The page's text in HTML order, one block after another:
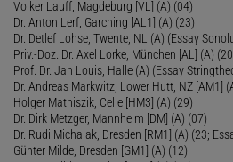
Volker Lauff, Magdeburg [VL] (A) (04)
Dr. Anton Lerf, Garching [AL1] (A) (23)
Dr. Detlef Lohse, Twente, NL (A) (Essay
Priv.-Doz. Dr. Axel Lorke, München [AL] (A)
Prof. Dr. Jan Louis, Halle (A) (Essay
Dr. Andreas Markwitz, Lower Hutt, NZ [AM1]
Holger Mathiszik, Celle [HM3] (A) (29)
Dr. Dirk Metzger, Mannheim [DM] (A) (07)
Dr. Rudi Michalak, Dresden [RM1] (A) (23;
Günter Milde, Dresden [GM1] (A) (12)